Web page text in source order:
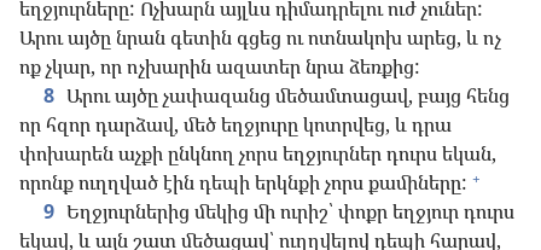
եղջյուրները: Ոչխարն այլևս դիմադրելու ուժ չուներ:
Արու այծը նրան գետին գցեց ու ոտնակոխ արեց, և ոչ
ոք չկար, որ ոչխարին ազատեր նրա ձեռքից:
8 Արու այծը չափազանց մեծամտացավ, բայց հենց
որ հզոր դարձավ, մեծ եղջյուրը կոտրվեց, և դրա
փոխարեն աչքի ընկնող չորս եղջյուրներ դուրս եկան,
որոնք ուղղված էին դեպի երկնքի չորս քամիները: +
9 Եղջյուրներից մեկից մի ուրիշ՝ փոքր եղջյուր դուրս
եկավ, և այն շատ մեծացավ՝ ուղղվելով դեպի հարավ,